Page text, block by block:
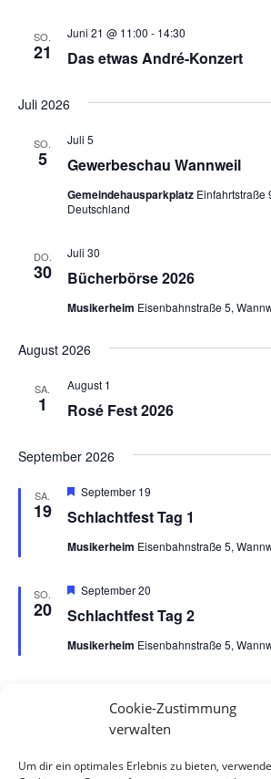
Cookie-Zustimmung
verwalten
Um dir ein optimales Erlebnis zu bieten,
SO.
21 Das etwas André-Konzert
Juni 21 @ 11:00 - 14:30
Juli 2026
SO.
5 Gewerbeschau Wannweil
Juli 5
Gemeindehausparkplatz Einfahrtstraße
Deutschland
DO.
30 Bücherbörse 2026
Juli 30
Musikerheim Eisenbahnstraße 5,
August 2026
SA.
1 Rosé Fest 2026
August 1
September 2026
SA.
19 Schlachtfest Tag 1
Hervorgehoben
September 19
Musikerheim Eisenbahnstraße 5,
SO.
20 Schlachtfest Tag 2
Hervorgehoben
September 20
Musikerheim Eisenbahnstraße 5,
Veranstaltungen Heute